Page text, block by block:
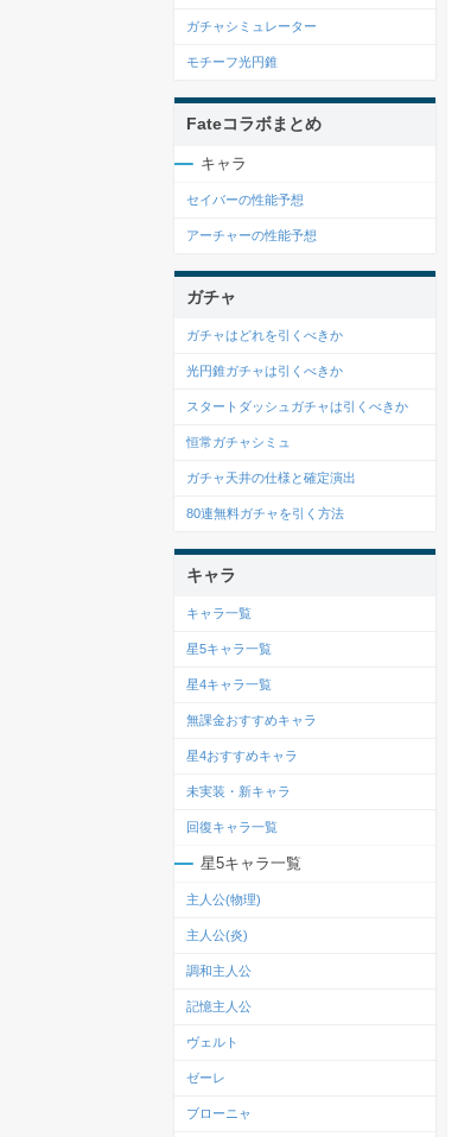
ガチャシミュレーター
モチーフ光円錐
Fateコラボまとめ
キャラ
セイバーの性能予想
アーチャーの性能予想
ガチャ
ガチャはどれを引くべきか
光円錐ガチャは引くべきか
スタートダッシュガチャは引くべきか
恒常ガチャシミュ
ガチャ天井の仕様と確定演出
80連無料ガチャを引く方法
キャラ
キャラ一覧
星5キャラ一覧
星4キャラ一覧
無課金おすすめキャラ
星4おすすめキャラ
未実装・新キャラ
回復キャラ一覧
星5キャラ一覧
主人公(物理)
主人公(炎)
調和主人公
記憶主人公
ヴェルト
ゼーレ
ブローニャ